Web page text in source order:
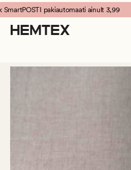
SmartPOSTI pakiautomaati ainult 3,99